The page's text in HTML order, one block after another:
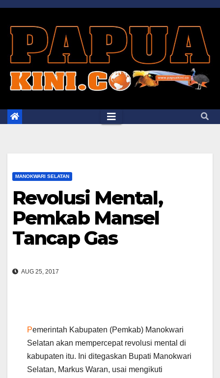
Skip
content
MANOKWARI SELATAN
Revolusi Mental,
Pemkab Mansel
Tancap Gas
AUG 25, 2017
Pemerintah Kabupaten (Pemkab) Manokwari
Selatan akan mempercepat revolusi mental di
kabupaten itu. Ini ditegaskan Bupati Manokwari
Selatan, Markus Waran, usai mengikuti